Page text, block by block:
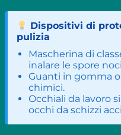
Dispositivi di
pulizia
Mascherina di
inalare le spore
Guanti in gomma
chimici.
Occhiali da lavoro
occhi da schizzi